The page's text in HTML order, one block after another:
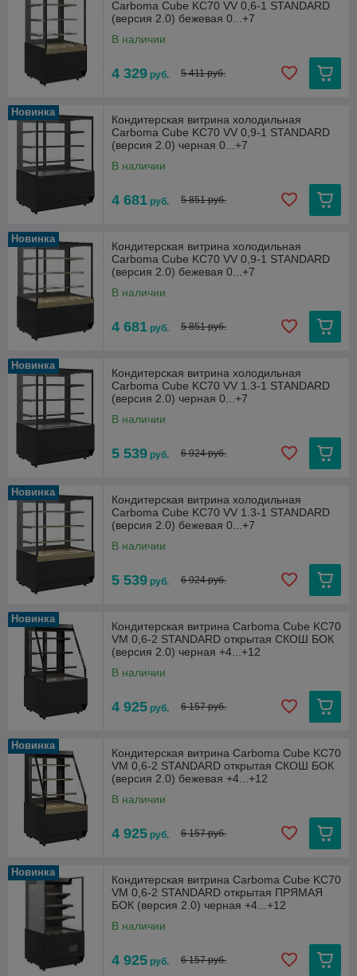
Carboma Cube KC70 VV 0,6-1 STANDARD
(версия 2.0) бежевая 0...+7
В наличии
4 329 руб. 5 411 руб.
Новинка
Кондитерская витрина холодильная
Carboma Cube KC70 VV 0,9-1 STANDARD
(версия 2.0) черная 0...+7
В наличии
4 681 руб. 5 851 руб.
Новинка
Кондитерская витрина холодильная
Carboma Cube KC70 VV 0,9-1 STANDARD
(версия 2.0) бежевая 0...+7
В наличии
4 681 руб. 5 851 руб.
Новинка
Кондитерская витрина холодильная
Carboma Cube KC70 VV 1.3-1 STANDARD
(версия 2.0) черная 0...+7
В наличии
5 539 руб. 6 924 руб.
Новинка
Кондитерская витрина холодильная
Carboma Cube KC70 VV 1.3-1 STANDARD
(версия 2.0) бежевая 0...+7
В наличии
5 539 руб. 6 924 руб.
Новинка
Кондитерская витрина Carboma Cube KC70
VM 0,6-2 STANDARD открытая СКОШ БОК
(версия 2.0) черная +4...+12
В наличии
4 925 руб. 6 157 руб.
Новинка
Кондитерская витрина Carboma Cube KC70
VM 0,6-2 STANDARD открытая СКОШ БОК
(версия 2.0) бежевая +4...+12
В наличии
4 925 руб. 6 157 руб.
Новинка
Кондитерская витрина Carboma Cube KC70
VM 0,6-2 STANDARD открытая ПРЯМАЯ
БОК (версия 2.0) черная +4...+12
В наличии
4 925 руб. 6 157 руб.